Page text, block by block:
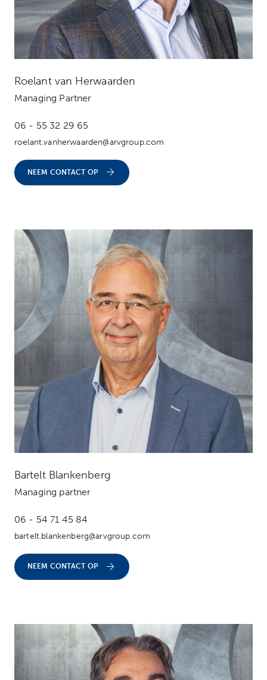
Roelant van Herwaarden
Managing Partner
06 - 55 32 29 65
roelant.vanherwaarden@arvgroup.com
NEEM CONTACT OP
Bartelt Blankenberg
Managing partner
06 - 54 71 45 84
bartelt.blankenberg@arvgroup.com
NEEM CONTACT OP